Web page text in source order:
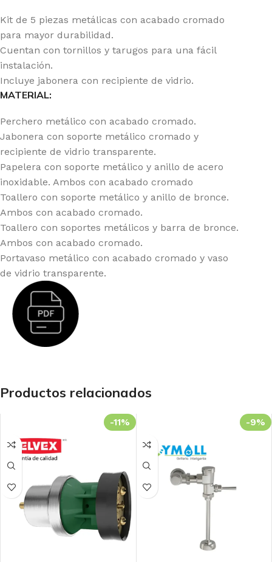
Kit de 5 piezas metálicas con acabado cromado
para mayor durabilidad.
Cuentan con tornillos y tarugos para una fácil
instalación.
Incluye jabonera con recipiente de vidrio.
MATERIAL:
Perchero metálico con acabado cromado.
Jabonera con soporte metálico cromado y
recipiente de vidrio transparente.
Papelera con soporte metálico y anillo de acero
inoxidable. Ambos con acabado cromado
Toallero con soporte metálico y anillo de bronce.
Ambos con acabado cromado.
Toallero con soportes metálicos y barra de bronce.
Ambos con acabado cromado.
Portavaso metálico con acabado cromado y vaso
de vidrio transparente.
Productos relacionados
-11% -9%